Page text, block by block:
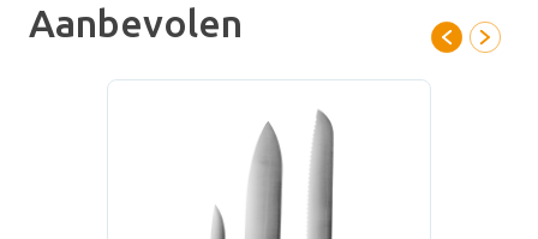
onze designers. Gratis en binnen enkele uren opgestuurd!
Aanbevolen